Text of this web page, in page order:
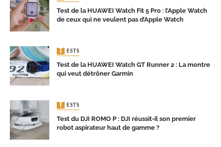
Test de la HUAWEI Watch Fit 5 Pro : l’Apple Watch
de ceux qui ne veulent pas d’Apple Watch
TESTS
Test de la HUAWEI Watch GT Runner 2 : La montre
qui veut détrôner Garmin
TESTS
Test du DJI ROMO P : DJI réussit-il son premier
robot aspirateur haut de gamme ?